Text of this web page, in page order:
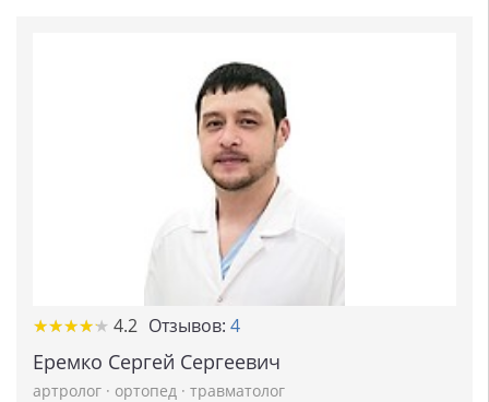
★★★★★
★★★★★ 4.2 Отзывов: 4
Еремко Сергей Сергеевич
артролог · ортопед · травматолог